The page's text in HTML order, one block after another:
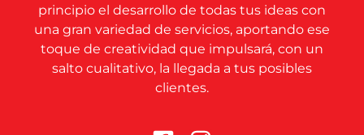
principio el desarrollo de todas tus ideas con
una gran variedad de servicios, aportando ese
toque de creatividad que impulsará, con un
salto cualitativo, la llegada a tus posibles
clientes.